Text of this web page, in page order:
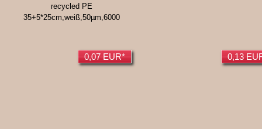
0,07 EUR*
recycled PE
35+5*25cm,weiß,50µm,6000
0,13